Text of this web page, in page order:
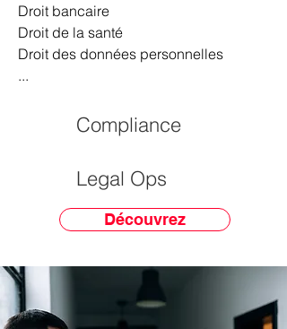
Droit bancaire
Droit de la santé
Droit des données personnelles
...
Compliance
Legal Ops
Découvrez